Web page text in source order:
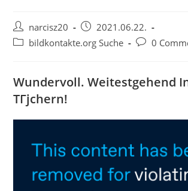
Post
author:
narcisz20
Post
published:
2021.06.22.
Postbildkontakte.org Suche
Post0
Wundervoll. Weitestgehend
TГјchern!